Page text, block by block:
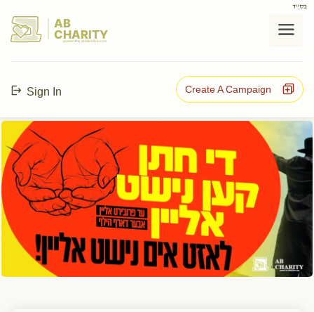
בס"ד
AB
CHARITY
powerd by ahblicklive.com
Sign In Create A Campaign